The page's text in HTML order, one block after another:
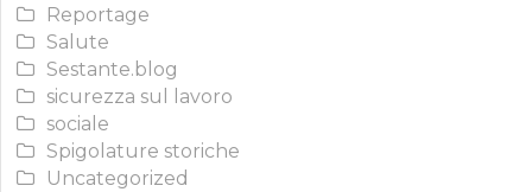
Reportage
Salute
Sestante.blog
sicurezza sul lavoro
sociale
Spigolature storiche
Uncategorized